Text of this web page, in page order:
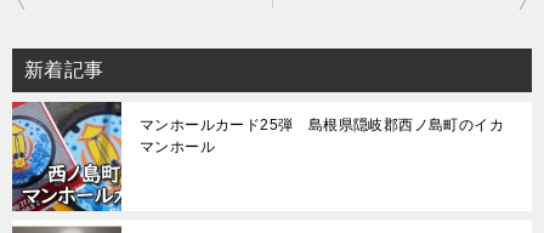
ナ
ビ
ゲ
ー
シ
新着記事
マンホールカード25弾 島根県隠岐郡西ノ島町のイカ
マンホール